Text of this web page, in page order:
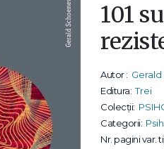
101
Autor :
Editura: Trei
Colecții:
Categorii:
Nr. pagini var.